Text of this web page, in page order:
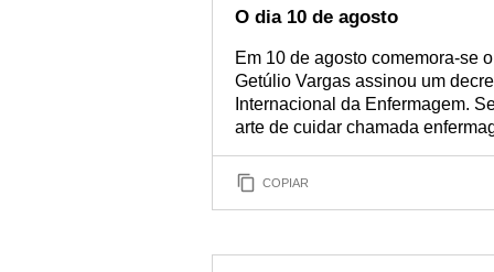
planejando e
O dia 10 de agosto
Em 10 de agosto comemora-se
Getúlio Vargas assinou um
Internacional da Enfermagem.
arte de cuidar chamada
COPIAR